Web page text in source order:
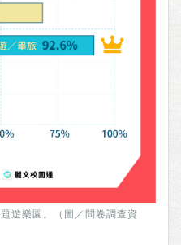
遊樂園。（圖／問卷調查資